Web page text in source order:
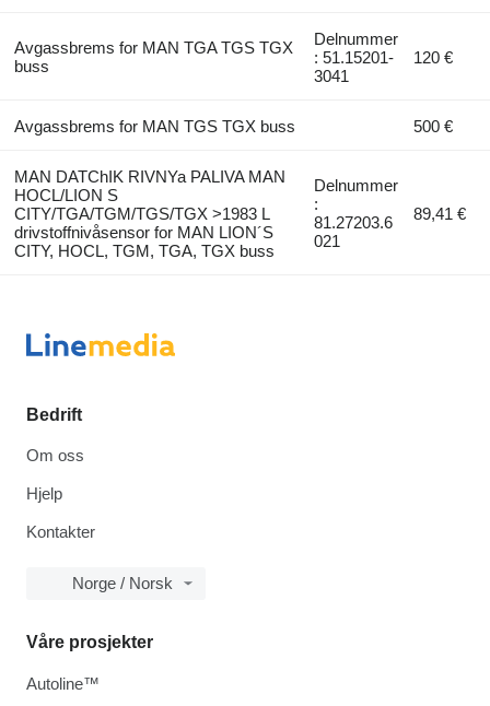
Avgassbrems for MAN TGA TGS TGX
buss
Delnummer
: 51.15201-
3041
120 €
Avgassbrems for MAN TGS TGX buss 500 €
MAN DATChIK RIVNYa PALIVA MAN
HOCL/LION S
CITY/TGA/TGM/TGS/TGX >1983 L
drivstoffnivåsensor for MAN LION´S
CITY, HOCL, TGM, TGA, TGX buss
Delnummer
:
81.27203.6
021
89,41 €
Bedrift
Om oss
Hjelp
Kontakter
Norge / Norsk
Våre prosjekter
Autoline™